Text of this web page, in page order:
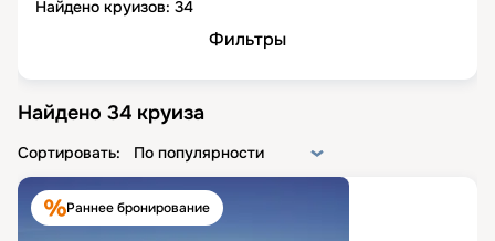
Найдено круизов: 34
Фильтры
Найдено 34 круиза
Сортировать: По популярности
Раннее бронирование